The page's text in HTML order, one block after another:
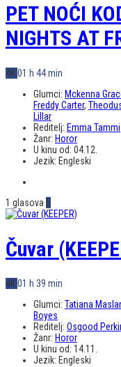
PET NOĆI
NIGHTS AT
4K01 h 44 min
Glumci: Mckenna
Freddy Carter,
Lillar
Reditelj: Emma Tammi
Žanr: Horor
U kinu od: 04.12.
Jezik: Engleski
1 glasova 5
Čuvar
4K01 h 39 min
Glumci: Tatiana
Boyes
Reditelj: Osgood
Žanr: Horor
U kinu od: 14.11.
Jezik: Engleski